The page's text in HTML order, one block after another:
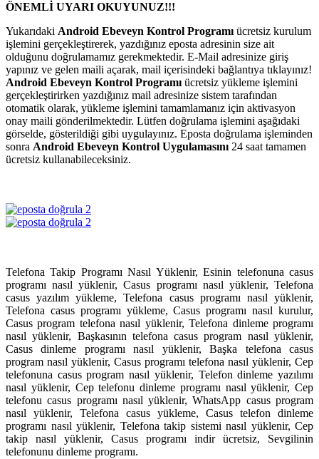
ÖNEMLİ UYARI OKUYUNUZ!!!
Yukarıdaki Android Ebeveyn Kontrol Programıücretsiz kurulum
işlemini gerçekleştirerek, yazdığınız eposta adresinin size ait
olduğunu doğrulamamız gerekmektedir. E-Mail adresinize giriş
yapınız ve gelen maili açarak, mail içerisindeki bağlantıya tıklayınız!
Android Ebeveyn Kontrol Programıücretsiz yükleme işlemini
gerçekleştirirken yazdığınız mail adresinize sistem tarafından
otomatik olarak, yükleme işlemini tamamlamanız için aktivasyon
onay maili gönderilmektedir. Lütfen doğrulama işlemini aşağıdaki
görselde, gösterildiği gibi uygulayınız. Eposta doğrulama işleminden
sonra Android Ebeveyn Kontrol Uygulamasını24 saat tamamen
ücretsiz kullanabileceksiniz.
Telefona Takip Programı Nasıl Yüklenir, Esinin telefonuna casus
programı nasıl yüklenir, Casus programı nasıl yüklenir, Telefona
casus yazılım yükleme, Telefona casus programı nasıl yüklenir,
Telefona casus programı yükleme, Casus programı nasıl kurulur,
Casus program telefona nasıl yüklenir, Telefona dinleme programı
nasıl yüklenir, Başkasının telefona casus program nasıl yüklenir,
Casus dinleme programı nasıl yüklenir, Başka telefona casus
program nasıl yüklenir, Casus programı telefona nasıl yüklenir, Cep
telefonuna casus program nasıl yüklenir, Telefon dinleme yazılımı
nasıl yüklenir, Cep telefonu dinleme programı nasıl yüklenir, Cep
telefonu casus programı nasıl yüklenir, WhatsApp casus program
nasıl yüklenir, Telefona casus yükleme, Casus telefon dinleme
programı nasıl yüklenir, Telefona takip sistemi nasıl yüklenir, Cep
takip nasıl yüklenir, Casus programı indir ücretsiz, Sevgilinin
telefonunu dinleme programı.